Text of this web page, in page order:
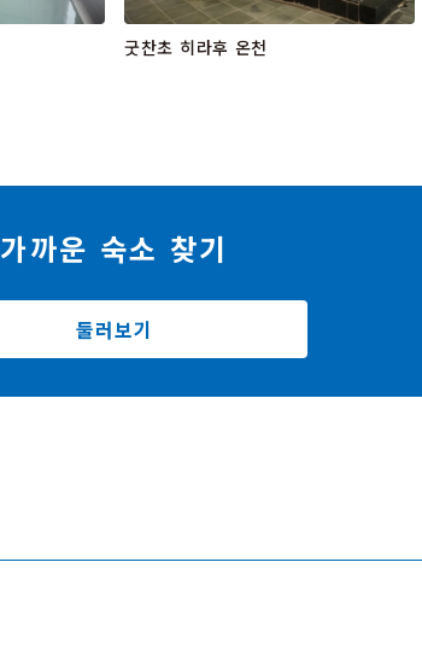
굿찬초 히라후 온천
가까운 숙소 찾기
둘러보기